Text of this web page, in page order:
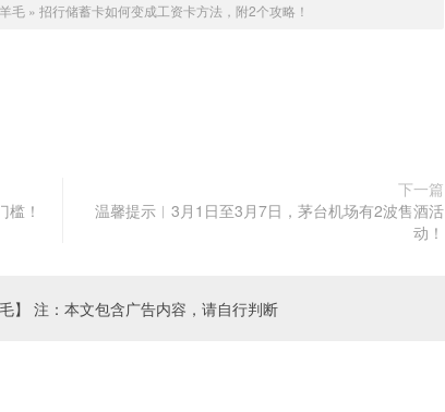
毛 » 招行储蓄卡如何变成工资卡方法，附2个攻略！
！
下一篇
温馨提示︱3月1日至3月7日，茅台机场有2波售酒活
动！
】 注：本文包含广告内容，请自行判断